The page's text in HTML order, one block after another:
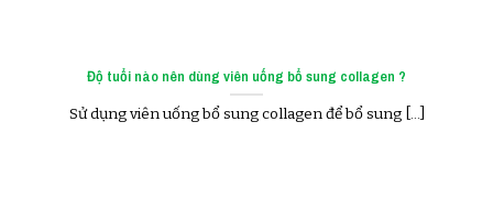
Độ tuổi nào nên dùng viên uống bổ sung collagen ?
Sử dụng viên uống bổ sung collagen để bổ sung [...]